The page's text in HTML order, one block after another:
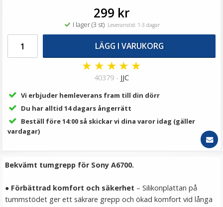
139 kr
LÄGG I VARUKORG
JJC Skärmskydd för Canon EOS M200/PowerShot G7X
299 kr
I lager (3 st) Leveranstid: 1-3 dagar
LÄGG I VARUKORG
★ ★ ★ ★ ★
40379 - JJC
Vi erbjuder hemleverans fram till din dörr
Du har alltid 14 dagars ångerrätt
Beställ före 14:00 så skickar vi dina varor idag (gäller
vardagar)
Bekvämt tumgrepp för Sony A6700.
● Förbättrad komfort och säkerhet – Silikonplattan på
tummstödet ger ett säkrare grepp och ökad komfort vid långa